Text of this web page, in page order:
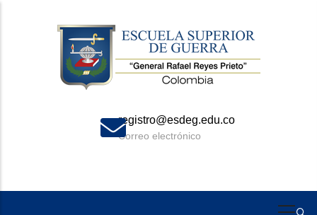
registro@esdeg.edu.co
Correo electrónico